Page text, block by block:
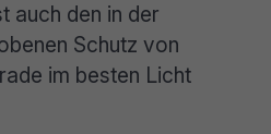
auch den in der
Schutz von
im besten Licht